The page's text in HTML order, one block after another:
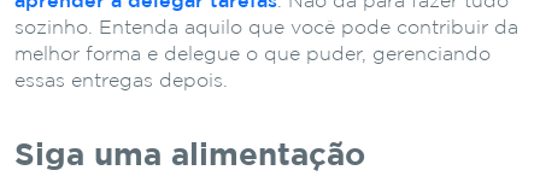
sozinho. Entenda aquilo que você pode contribuir da
melhor forma e delegue o que puder, gerenciando
essas entregas depois.
Siga uma alimentação